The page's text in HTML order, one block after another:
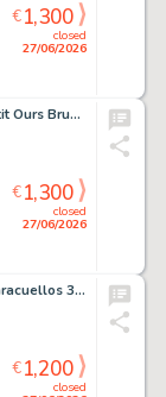
closed
27/06/2026
€1,300
Danièle BOUR (Née en 1939) Petit Ours Brun n°123. Petit...
closed
27/06/2026
€1,300
Giménez, Carlos (né en 1941) Paracuellos 3, Capitulo...
closed
€1,200